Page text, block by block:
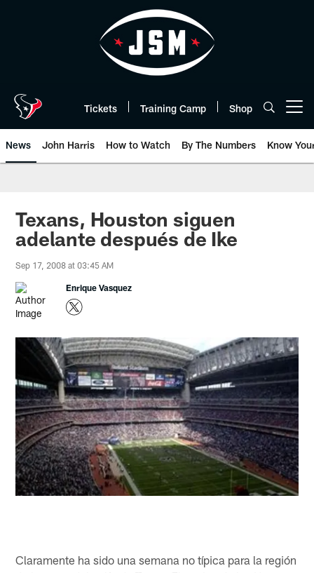
Tickets Training Camp Shop
News John Harris How to Watch By The Numbers Know
Texans, Houston siguen
adelante después de Ike
Sep 17, 2008 at 03:45 AM
Enrique Vasquez
Claramente ha sido una semana no típica para la región